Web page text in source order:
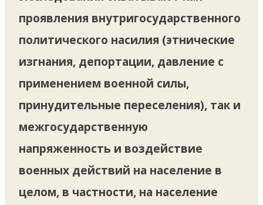
проявления внутригосударственного
политического насилия (этнические
изгнания, депортации, давление с
применением военной силы,
принудительные переселения), так и
межгосударственную
напряженность и воздействие
военных действий на население в
целом, в частности, на население